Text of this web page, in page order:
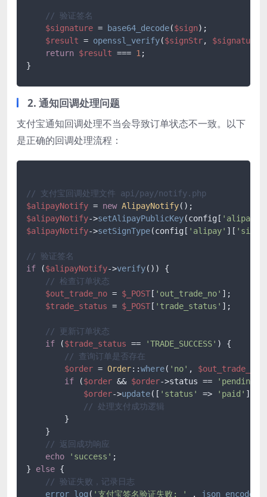
// 验证签名
$signature = base64_decode($sign);
$result = openssl_verify($signStr, $signature
return $result === 1 ;
2. 通知回调处理问题
支付宝通知回调处理不当会导致订单状态不一致。以下
是正确的回调处理流程：
// 支付宝回调处理文件 api/pay/notify.php
$alipayNotify = new AlipayNotify
$alipayNotify->setAlipayPublicKey(config[ 'alipay'
$alipayNotify->setSignType(config[ 'alipay' ][
// 验证签名
if ($alipayNotify->verify()) {
// 检查订单状态
$out_trade_no = $_POST [ 'out_trade_no' ];
$trade_status = $_POST [ 'trade_status' ];
// 更新订单状态
if ($trade_status == 'TRADE_SUCCESS' ) {
// 查询订单是否存在
$order = Order::where( 'no' , $out_trade_no
if ($order && $order->status == 'pending'
$order->update([ 'status' => 'paid' ]);
// 处理支付成功逻辑
        }
    }
// 返回成功响应
echo
'success' ;
} else {
// 验证失败，记录日志
error_log ( '支付宝签名验证失败: ' . json_encode